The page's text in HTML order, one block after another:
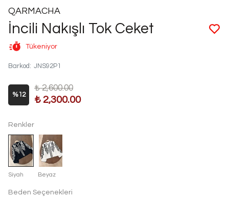
QARMACHA
İncili Nakışlı Tok Ceket
Tükeniyor
Barkod : JNS92P1
%12
₺ 2,600.00
₺ 2,300.00
Renkler
Siyah Beyaz
Beden Seçenekleri